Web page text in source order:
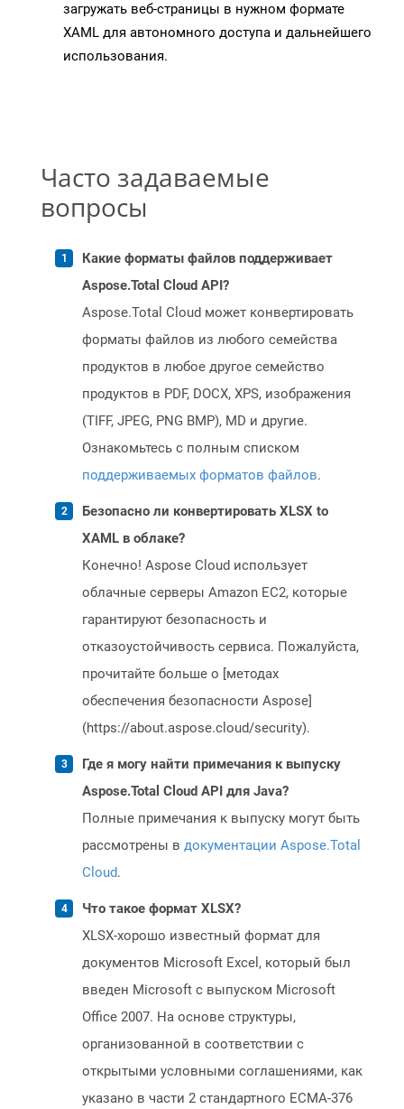
загружать веб-страницы в нужном формате
XAML для автономного доступа и дальнейшего
использования.
Часто задаваемые
вопросы
Какие форматы файлов поддерживает
Aspose.Total Cloud API?
Aspose.Total Cloud может конвертировать
форматы файлов из любого семейства
продуктов в любое другое семейство
продуктов в PDF, DOCX, XPS, изображения
(TIFF, JPEG, PNG BMP), MD и другие.
Ознакомьтесь с полным списком
поддерживаемых форматов файлов.
Безопасно ли конвертировать XLSX to
XAML в облаке?
Конечно! Aspose Cloud использует
облачные серверы Amazon EC2, которые
гарантируют безопасность и
отказоустойчивость сервиса. Пожалуйста,
прочитайте больше о [методах
обеспечения безопасности Aspose]
(https://about.aspose.cloud/security).
Где я могу найти примечания к выпуску
Aspose.Total Cloud API для Java?
Полные примечания к выпуску могут быть
рассмотрены в документации Aspose.Total
Cloud.
Что такое формат XLSX?
XLSX-хорошо известный формат для
документов Microsoft Excel, который был
введен Microsoft с выпуском Microsoft
Office 2007. На основе структуры,
организованной в соответствии с
открытыми условными соглашениями, как
указано в части 2 стандартного ECMA-376